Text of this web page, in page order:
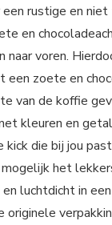
rustige en
en
naar voren.
een zoete en
van de koffie
kleuren en
die bij jou
het
luchtdicht in een
originele